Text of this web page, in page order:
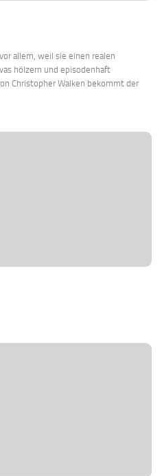
allem, weil sie einen realen
hölzern und episodenhaft
Christopher Walken bekommt der